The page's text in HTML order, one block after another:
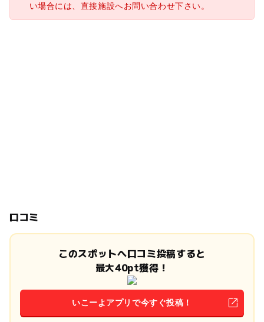
い場合には、直接施設へお問い合わせ下さい。
口コミ
このスポットへ口コミ投稿すると
最大40pt獲得！
いこーよアプリで今すぐ投稿！